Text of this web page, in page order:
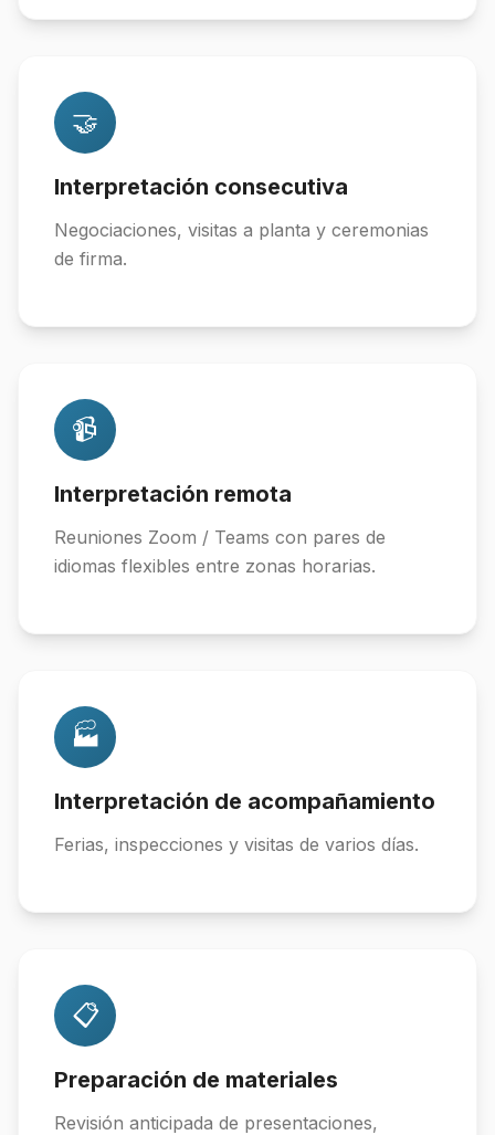
🤝
Interpretación consecutiva
Negociaciones, visitas a planta y ceremonias
de firma.
📹
Interpretación remota
Reuniones Zoom / Teams con pares de
idiomas flexibles entre zonas horarias.
🏭
Interpretación de acompañamiento
Ferias, inspecciones y visitas de varios días.
📋
Preparación de materiales
Revisión anticipada de presentaciones,